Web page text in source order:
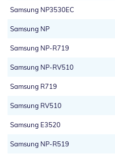
Samsung NP3530EC
Samsung NP
Samsung NP-R719
Samsung NP-RV510
Samsung R719
Samsung RV510
Samsung E3520
Samsung NP-R519